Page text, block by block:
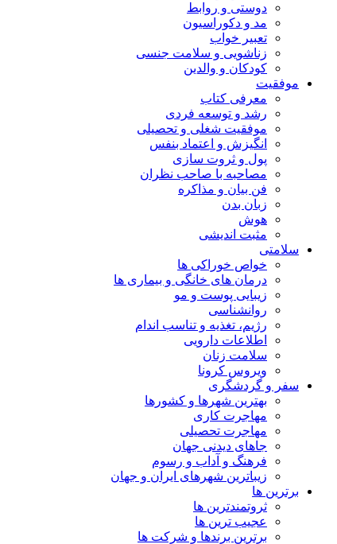
دوستی و روابط
مد و دکوراسیون
تعبیر خواب
زناشویی و سلامت جنسی
کودکان و والدین
موفقیت
معرفی کتاب
رشد و توسعه فردی
موفقیت شغلی و تحصیلی
انگیزش و اعتماد بنفس
پول و ثروت سازی
مصاحبه با صاحب نظران
فن بیان و مذاکره
زبان بدن
هوش
مثبت اندیشی
سلامتی
خواص خوراکی ها
درمان های خانگی و بیماری ها
زیبایی پوست و مو
روانشناسی
رژیم، تغذیه و تناسب اندام
اطلاعات دارویی
سلامت زنان
ویروس کرونا
سفر و گردشگری
بهترین شهرها و کشورها
مهاجرت کاری
مهاجرت تحصیلی
جاهای دیدنی جهان
فرهنگ و آداب و رسوم
زیباترین شهرهای ایران و جهان
برترین ها
ثروتمندترین ها
عجیب ترین ها
برترین برندها و شرکت ها